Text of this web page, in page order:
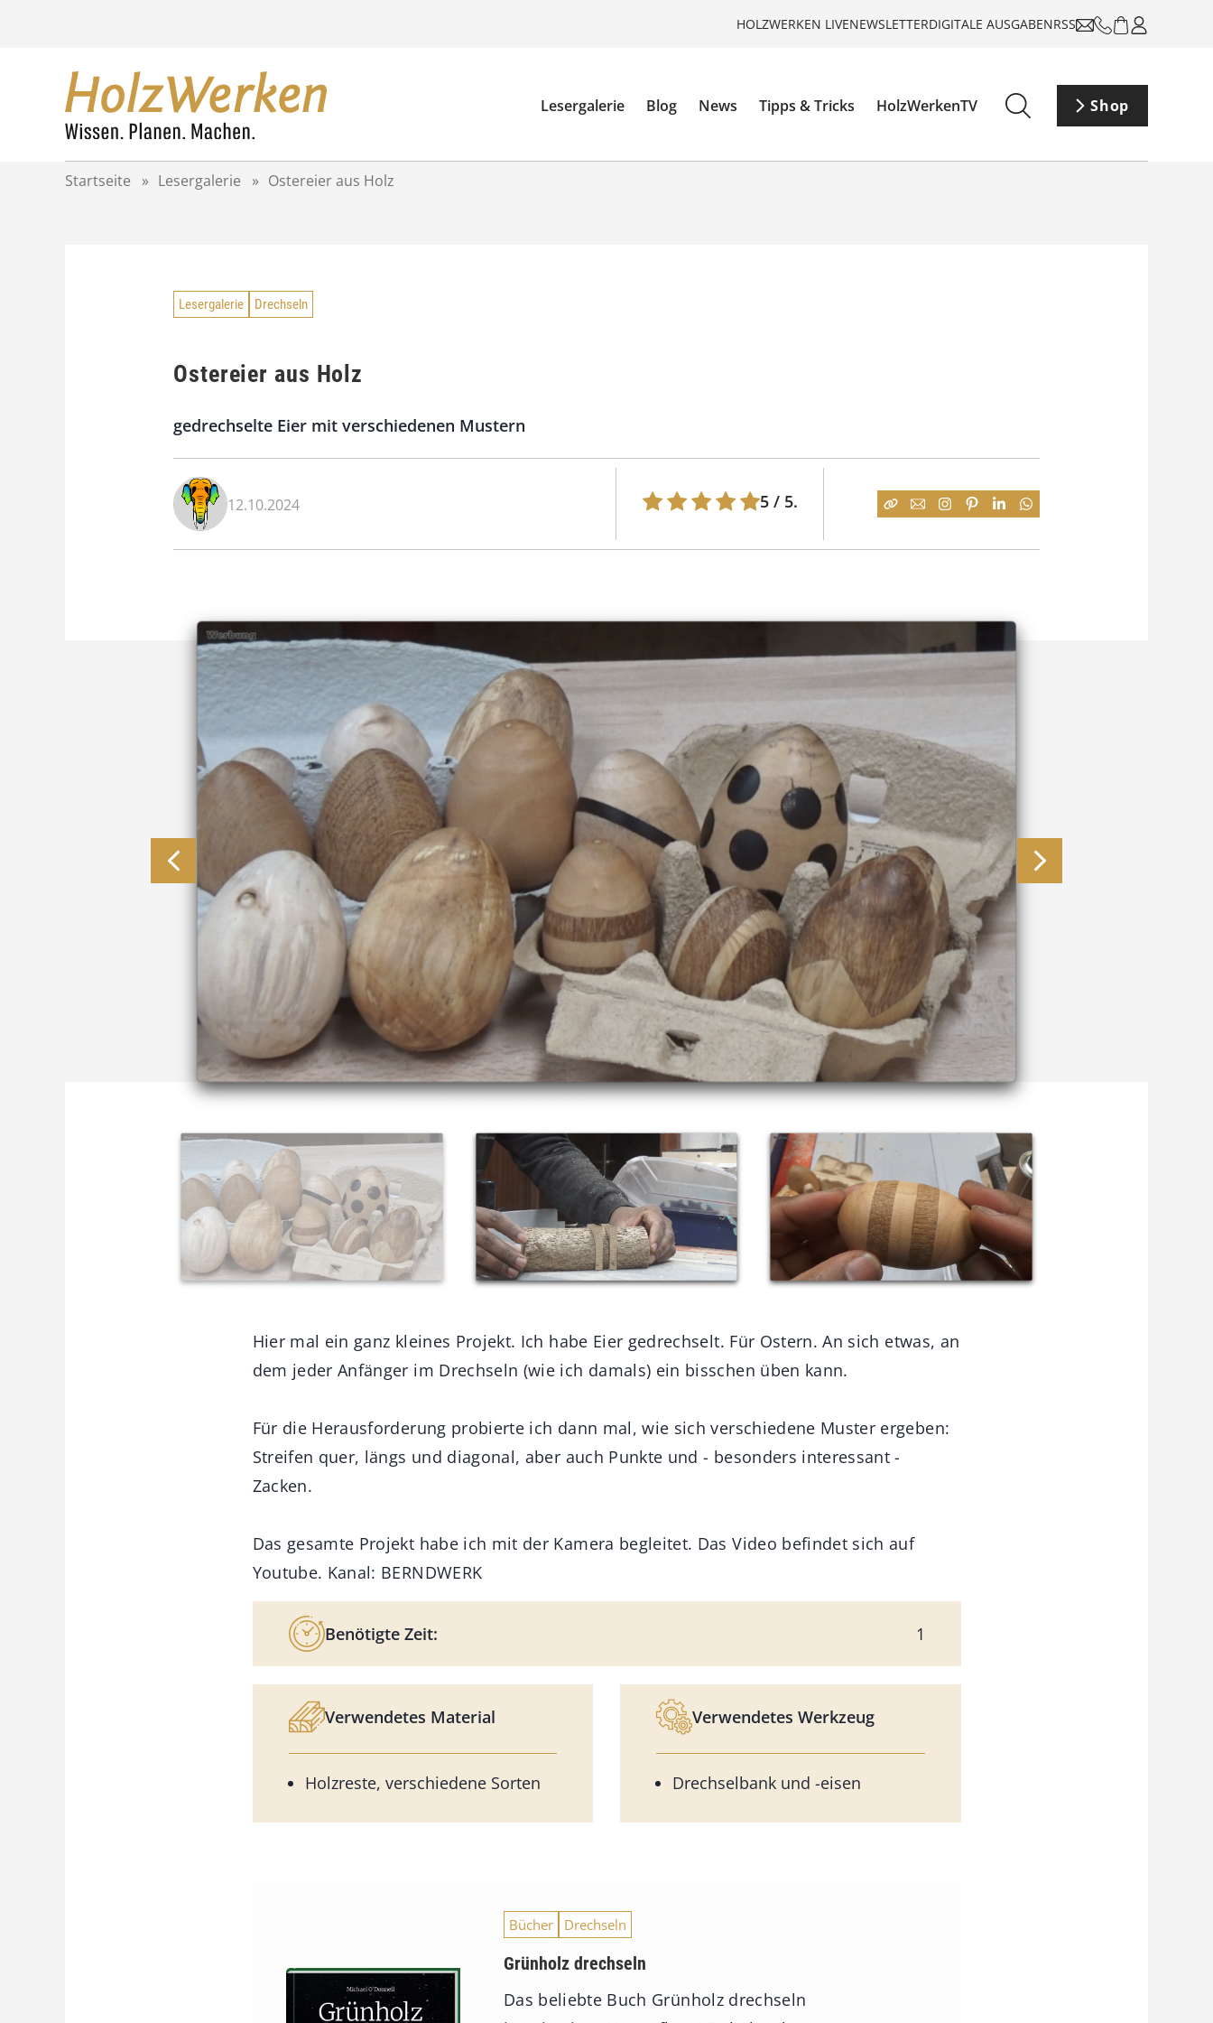
HOLZWERKEN LIVENEWSLETTERDIGITALE AUSGABENRSS
Lesergalerie Blog News Tipps & Tricks HolzWerkenTV Shop
Startseite » Lesergalerie » Ostereier aus Holz
Lesergalerie Drechseln
Ostereier aus Holz
gedrechselte Eier mit verschiedenen Mustern
12.10.2024 5/ 5.
Hier mal ein ganz kleines Projekt. Ich habe Eier gedrechselt. Für Ostern. An sich etwas, an
dem jeder Anfänger im Drechseln (wie ich damals) ein bisschen üben kann.
Für die Herausforderung probierte ich dann mal, wie sich verschiedene Muster ergeben:
Streifen quer, längs und diagonal, aber auch Punkte und - besonders interessant -
Zacken.
Das gesamte Projekt habe ich mit der Kamera begleitet. Das Video befindet sich auf
Youtube. Kanal: BERNDWERK
Benötigte Zeit: 1
Verwendetes Material
Holzreste, verschiedene Sorten
Verwendetes Werkzeug
Drechselbank und -eisen
Bücher Drechseln
Grünholz drechseln
Das beliebte Buch Grünholz drechseln